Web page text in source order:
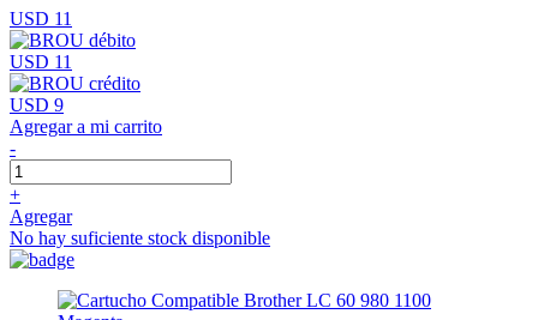
USD 11
USD 11
USD 9
Agregar a mi carrito
-
+
Agregar
No hay suficiente stock disponible